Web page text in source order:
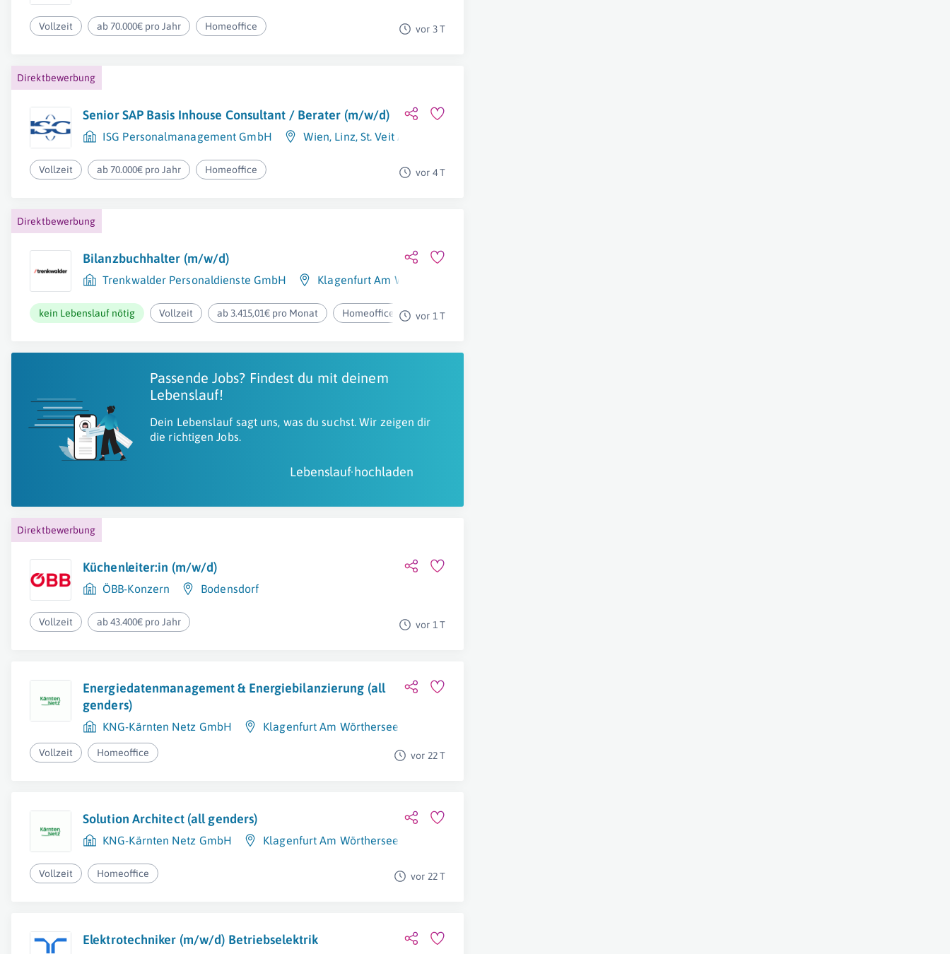
Vollzeit ab 70.000€ pro Jahr Homeoffice vor 3 T
Direktbewerbung
Senior SAP Basis Inhouse Consultant / Berater (m/w/d)
ISG Personalmanagement GmbH Wien, Linz, St. Veit An Der Glan
Vollzeit ab 70.000€ pro Jahr Homeoffice vor 4 T
Direktbewerbung
Bilanzbuchhalter (m/w/d)
Trenkwalder Personaldienste GmbH Klagenfurt Am Wörthersee
kein Lebenslauf nötig Vollzeit ab 3.415,01€ pro Monat Homeoffice vor 1 T
Passende Jobs? Findest du mit deinem
Lebenslauf!
Dein Lebenslauf sagt uns, was du suchst. Wir zeigen dir
die richtigen Jobs.
Lebenslauf hochladen
Direktbewerbung
Küchenleiter:in (m/w/d)
ÖBB-Konzern Bodensdorf
Vollzeit ab 43.400€ pro Jahr vor 1 T
Energiedatenmanagement & Energiebilanzierung (all
genders)
KNG-Kärnten Netz GmbH Klagenfurt Am Wörthersee
Vollzeit Homeoffice vor 22 T
Solution Architect (all genders)
KNG-Kärnten Netz GmbH Klagenfurt Am Wörthersee
Vollzeit Homeoffice vor 22 T
Elektrotechniker (m/w/d) Betriebselektrik